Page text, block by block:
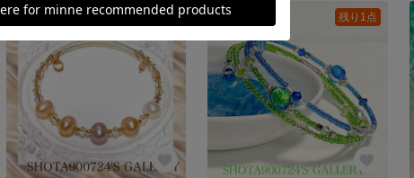
残り1点 残り1点